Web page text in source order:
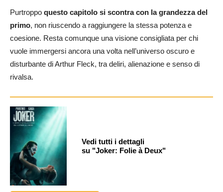
Purtroppo questo capitolo si scontra con la grandezza del
primo, non riuscendo a raggiungere la stessa potenza e
coesione. Resta comunque una visione consigliata per chi
vuole immergersi ancora una volta nell’universo oscuro e
disturbante di Arthur Fleck, tra deliri, alienazione e senso di
rivalsa.
Vedi tutti i dettagli
su "Joker: Folie à Deux"